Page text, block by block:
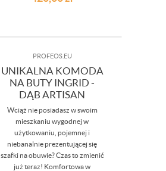
PROFEOS.EU
UNIKALNA KOMODA
NA BUTY INGRID -
DĄB ARTISAN
Wciąż nie posiadasz w swoim
mieszkaniu wygodnej w
użytkowaniu, pojemnej i
niebanalnie prezentującej się
szafki na obuwie? Czas to zmienić
już teraz! Komfortowa w